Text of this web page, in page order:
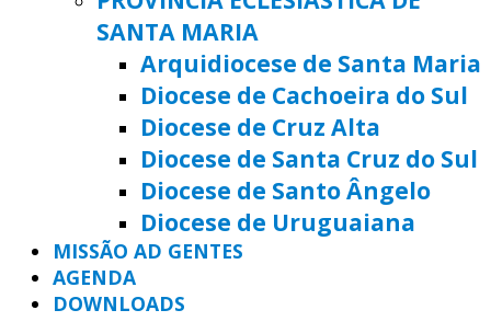
SANTA MARIA
Arquidiocese de Santa Maria
Diocese de Cachoeira do Sul
Diocese de Cruz Alta
Diocese de Santa Cruz do Sul
Diocese de Santo Ângelo
Diocese de Uruguaiana
MISSÃO AD GENTES
AGENDA
DOWNLOADS